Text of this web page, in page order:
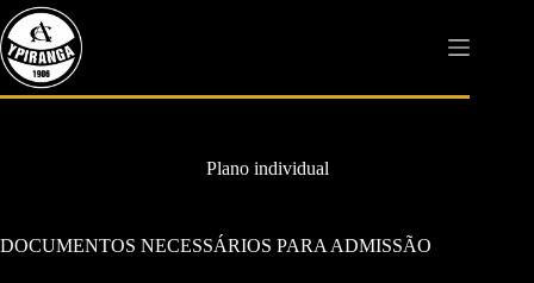
Pular
para
o
conteúdo
Plano individual
DOCUMENTOS NECESSÁRIOS PARA ADMISSÃO